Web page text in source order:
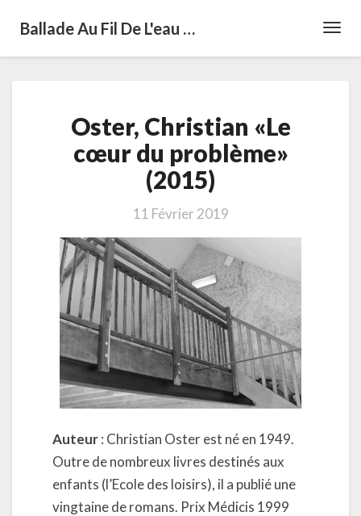
Ballade Au Fil De L'eau …
Christian
«Le
cœur
du
problème»
(2015)
Oster, Christian «Le
cœur du problème»
(2015)
11 Février 2019
Auteur: Christian Oster est né en 1949.
Outre de nombreux livres destinés aux
enfants (l’Ecole des loisirs), il a publié une
vingtaine de romans. Prix Médicis 1999